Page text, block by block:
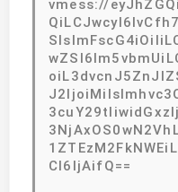
vmess://
CI6IjAifQ==